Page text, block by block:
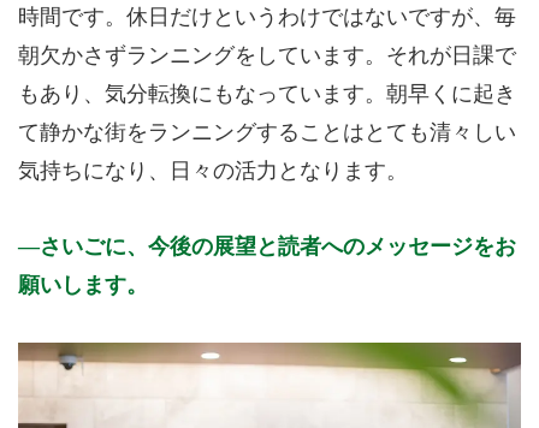
時間です。休日だけというわけではないですが、毎
朝欠かさずランニングをしています。それが日課で
もあり、気分転換にもなっています。朝早くに起き
て静かな街をランニングすることはとても清々しい
気持ちになり、日々の活力となります。
さいごに、今後の展望と読者へのメッセージをお
願いします。